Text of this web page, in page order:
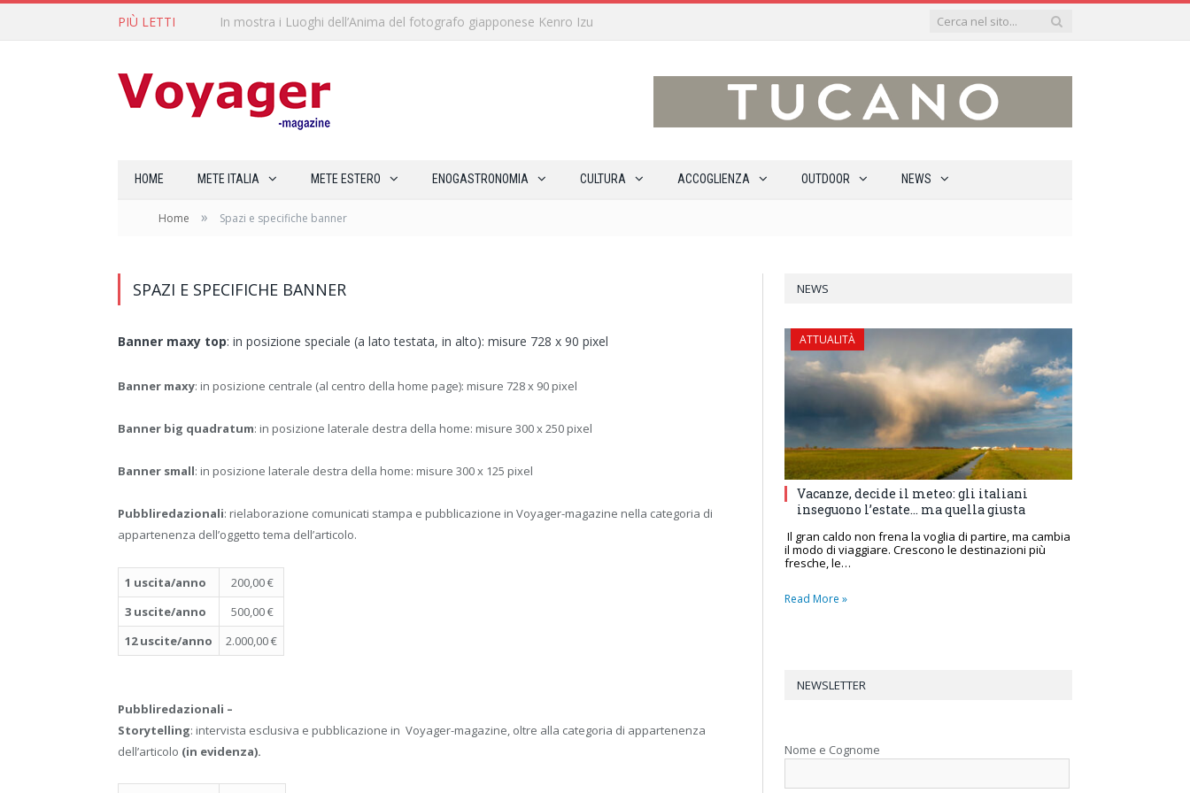
PIÙ LETTI L’Oltrepò pavese si valorizza attraverso 15 percorsi enoturistici
HOME METE ITALIA METE ESTERO ENOGASTRONOMIA CULTURA ACCOGLIENZA OUTDOOR NEWS
Home » Spazi e specifiche banner
SPAZI E SPECIFICHE BANNER
Banner maxy top: in posizione speciale (a lato testata, in alto): misure 728 x 90 pixel
Banner maxy: in posizione centrale (al centro della home page): misure 728 x 90 pixel
Banner big quadratum: in posizione laterale destra della home: misure 300 x 250 pixel
Banner small: in posizione laterale destra della home: misure 300 x 125 pixel
Pubbliredazionali: rielaborazione comunicati stampa e pubblicazione in Voyager-magazine nella categoria di
appartenenza dell’oggetto tema dell’articolo.
1 uscita/anno
200,00 €
3 uscite/anno
500,00 €
12 uscite/anno
2.000,00 €
Pubbliredazionali –
Storytelling: intervista esclusiva e pubblicazione in Voyager-magazine, oltre alla categoria di appartenenza
dell’articolo (in evidenza).
NEWS
ATTUALITÀ
Vacanze, decide il meteo: gli italiani
inseguono l’estate… ma quella giusta
Il gran caldo non frena la voglia di partire, ma cambia
il modo di viaggiare. Crescono le destinazioni più
fresche, le…
Read More »
NEWSLETTER
Nome e Cognome